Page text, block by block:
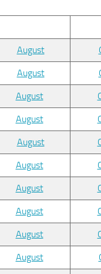
August
August
August
August
August
August
August
August
August
August